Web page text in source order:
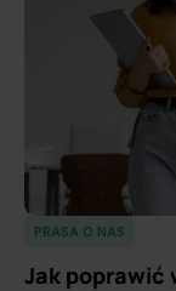
PRASA O NAS
Jak poprawić